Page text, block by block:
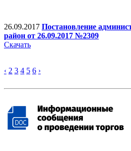
26.09.2017 Постановление
район от 26.09.2017 №2309
Скачать
‹ 2 3 4 5 6 ›